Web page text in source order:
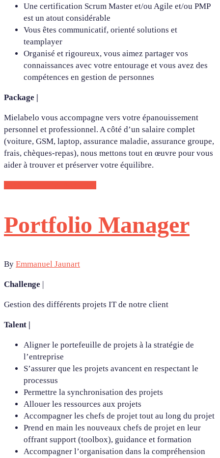
Une certification Scrum Master et/ou Agile et/ou PMP
est un atout considérable
Vous êtes communicatif, orienté solutions et
teamplayer
Organisé et rigoureux, vous aimez partager vos
connaissances avec votre entourage et vous avez des
compétences en gestion de personnes
Package |
Mielabelo vous accompagne vers votre épanouissement
personnel et professionnel. A côté d’un salaire complet
(voiture, GSM, laptop, assurance maladie, assurance groupe,
frais, chèques-repas), nous mettons tout en œuvre pour vous
aider à trouver et préserver votre équilibre.
Portfolio Manager
By Emmanuel Jaunart
Challenge |
Gestion des différents projets IT de notre client
Talent |
Aligner le portefeuille de projets à la stratégie de
l’entreprise
S’assurer que les projets avancent en respectant le
processus
Permettre la synchronisation des projets
Allouer les ressources aux projets
Accompagner les chefs de projet tout au long du projet
Prend en main les nouveaux chefs de projet en leur
offrant support (toolbox), guidance et formation
Accompagner l’organisation dans la compréhension